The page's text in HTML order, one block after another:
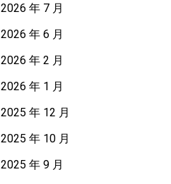
2026 年 7 月
2026 年 6 月
2026 年 2 月
2026 年 1 月
2025 年 12 月
2025 年 10 月
2025 年 9 月